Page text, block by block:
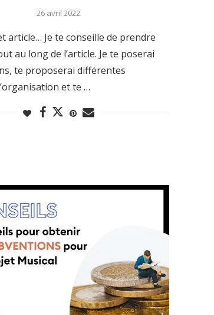
26 avril 2022
article… Je te conseille de prendre
au long de l’article. Je te poserai
te proposerai différentes
et te …